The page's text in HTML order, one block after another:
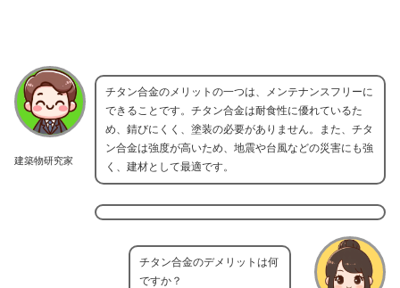
建築物研究家
チタン合金のメリットの一つは、メンテナンスフリーに
できることです。チタン合金は耐食性に優れているた
め、錆びにくく、塗装の必要がありません。また、チタ
ン合金は強度が高いため、地震や台風などの災害にも強
く、建材として最適です。
チタン合金のデメリットは何
ですか？